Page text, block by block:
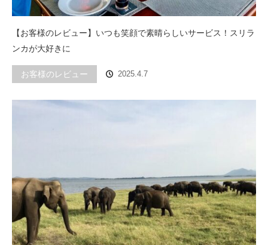
【お客様のレビュー】いつも笑顔で素晴らしいサービス！スリラ
ンカが大好きに
お客様のレビュー 2025.4.7